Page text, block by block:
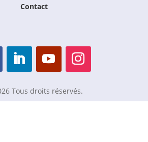
Contact
Tous droits réservés.